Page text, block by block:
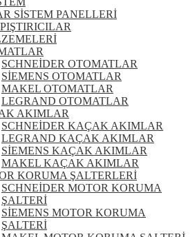
SİSTEM PANELLERİ
SCHNEİDER OTOMATLAR
SİEMENS OTOMATLAR
MAKEL OTOMATLAR
LEGRAND OTOMATLAR
AKIMLAR
SCHNEİDER KAÇAK AKIMLAR
LEGRAND KAÇAK AKIMLAR
SİEMENS KAÇAK AKIMLAR
MAKEL KAÇAK AKIMLAR
KORUMA ŞALTERLERİ
SCHNEİDER MOTOR KORUMA
ŞALTERİ
SİEMENS MOTOR KORUMA
ŞALTERİ